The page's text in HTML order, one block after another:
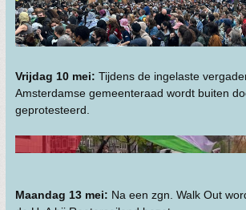
Vrijdag 10 mei: Tijdens de ingelaste
Amsterdamse gemeenteraad wordt buiten
geprotesteerd.
Maandag 13 mei: Na een zgn. Walk Out